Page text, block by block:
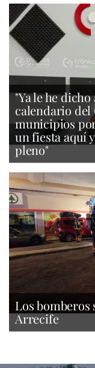
"Ya le he
calendario del
municipios
un fiesta aquí
pleno"
Los
Arrecife